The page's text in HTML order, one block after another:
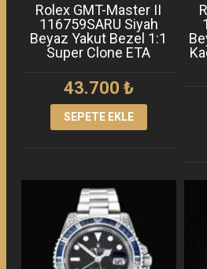
Rolex GMT-Master II
116759SARU Siyah
Beyaz Yakut Bezel 1:1
Super Clone ETA
43.700 ₺
SEPETE EKLE